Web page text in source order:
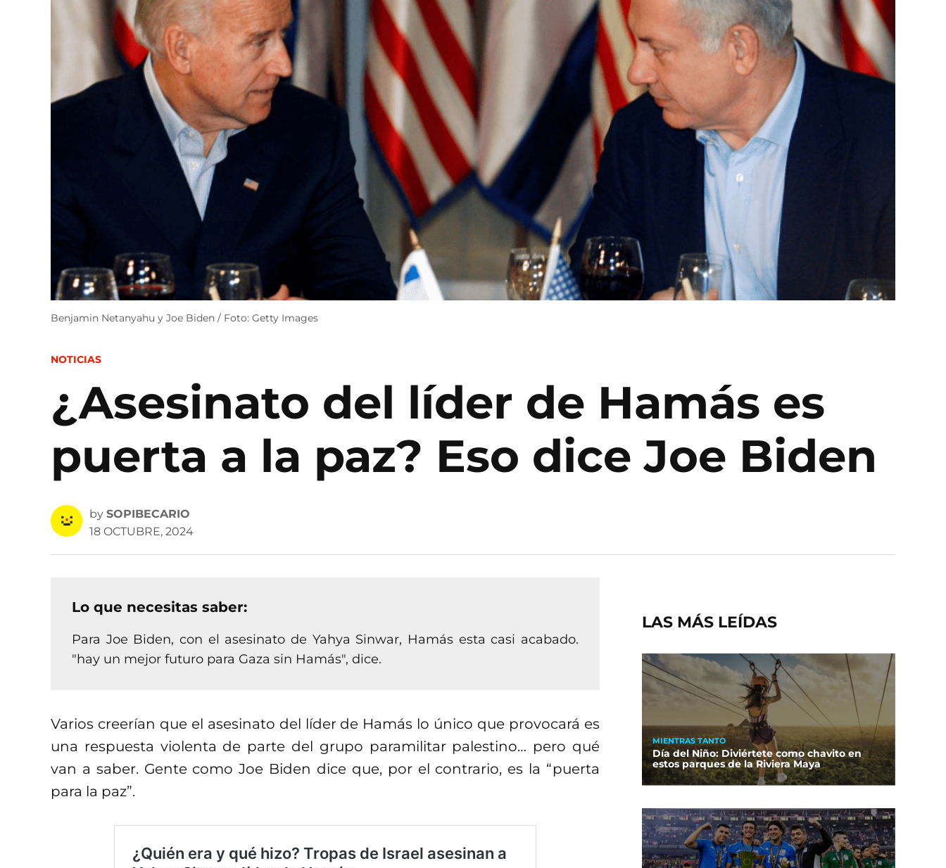
Benjamin Netanyahu y Joe Biden / Foto: Getty Images
POSTED
NOTICIAS
¿Asesinato del líder de Hamás es
puerta a la paz? Eso dice Joe Biden
by SOPIBECARIO
18 OCTUBRE, 2024
Lo que necesitas saber:
Para Joe Biden, con el asesinato de Yahya Sinwar, Hamás esta casi acabado.
"hay un mejor futuro para Gaza sin Hamás", dice.
Varios creerían que el asesinato del líder de Hamás lo único que provocará es
una respuesta violenta de parte del grupo paramilitar palestino… pero qué
van a saber. Gente como Joe Biden dice que, por el contrario, es la “puerta
para la paz”.
LAS MÁS LEÍDAS
MIENTRAS TANTO
Día del Niño: Diviértete como chavito en
estos parques de la Riviera Maya